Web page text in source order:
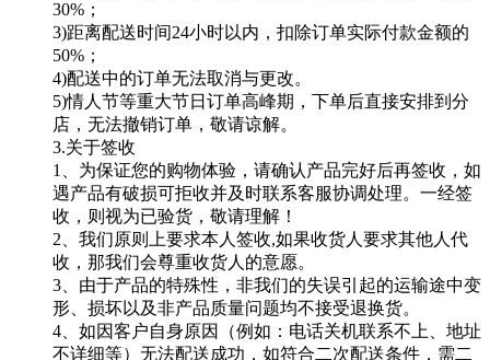
30%；
3)距离配送时间24小时以内，扣除订单实际付款金额的
50%；
4)配送中的订单无法取消与更改。
5)情人节等重大节日订单高峰期，下单后直接安排到分
店，无法撤销订单，敬请谅解。
3.关于签收
1、为保证您的购物体验，请确认产品完好后再签收，如
遇产品有破损可拒收并及时联系客服协调处理。一经签
收，则视为已验货，敬请理解！
2、我们原则上要求本人签收,如果收货人要求其他人代
收，那我们会尊重收货人的意愿。
3、由于产品的特殊性，非我们的失误引起的运输途中变
形、损坏以及非产品质量问题均不接受退换货。
4、如因客户自身原因（例如：电话关机联系不上、地址
不详细等）无法配送成功，如符合二次配送条件，需二